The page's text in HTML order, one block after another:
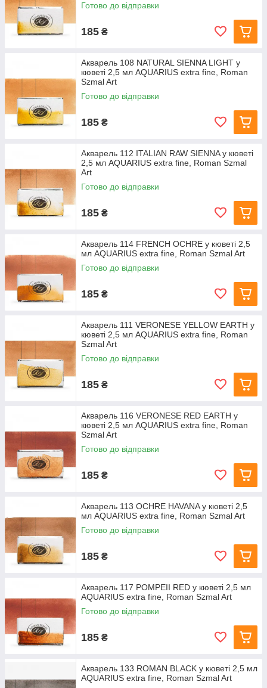
Готово до відправки
185 ₴
Акварель 108 NATURAL SIENNA LIGHT у
кюветі 2,5 мл AQUARIUS extra fine, Roman
Szmal Art
Готово до відправки
185 ₴
Акварель 112 ITALIAN RAW SIENNA у кюветі
2,5 мл AQUARIUS extra fine, Roman Szmal
Art
Готово до відправки
185 ₴
Акварель 114 FRENCH OCHRE у кюветі 2,5
мл AQUARIUS extra fine, Roman Szmal Art
Готово до відправки
185 ₴
Акварель 111 VERONESE YELLOW EARTH у
кюветі 2,5 мл AQUARIUS extra fine, Roman
Szmal Art
Готово до відправки
185 ₴
Акварель 116 VERONESE RED EARTH у
кюветі 2,5 мл AQUARIUS extra fine, Roman
Szmal Art
Готово до відправки
185 ₴
Акварель 113 OCHRE HAVANA у кюветі 2,5
мл AQUARIUS extra fine, Roman Szmal Art
Готово до відправки
185 ₴
Акварель 117 POMPEII RED у кюветі 2,5 мл
AQUARIUS extra fine, Roman Szmal Art
Готово до відправки
185 ₴
Акварель 133 ROMAN BLACK у кюветі 2,5 мл
AQUARIUS extra fine, Roman Szmal Art